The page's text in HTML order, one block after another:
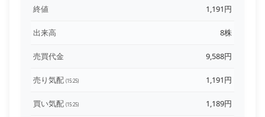
終値 1,191円
出来高 8株
売買代金 9,588円
売り気配 (15:25) 1,191円
買い気配 (15:25) 1,189円